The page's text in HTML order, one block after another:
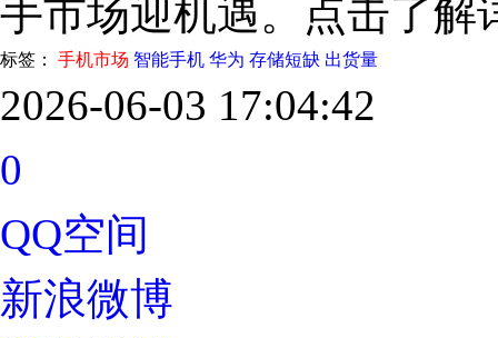
手市场迎机遇。点击了
标签： 手机市场 智能手机 华为 存储短缺 出货量
2026-06-03 17:04:42
0
QQ空间
新浪微博